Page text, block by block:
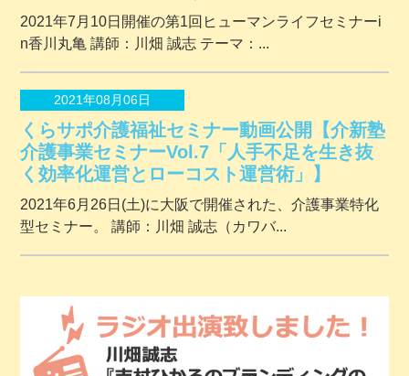
2021年7月10日開催の第1回ヒューマンライフセミナーi
n香川丸亀 講師：川畑 誠志 テーマ：...
2021年08月06日
くらサポ介護福祉セミナー動画公開【介新塾
介護事業セミナーVol.7「人手不足を生き抜
く効率化運営とローコスト運営術」】
2021年6月26日(土)に大阪で開催された、介護事業特化
型セミナー。 講師：川畑 誠志（カワバ...